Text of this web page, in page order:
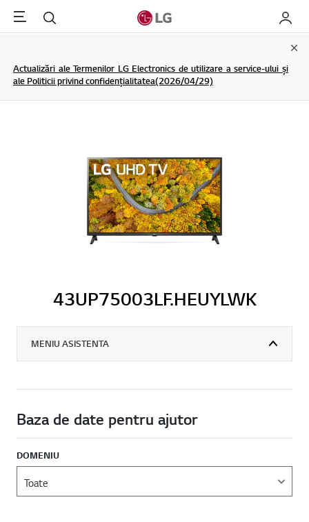
Menu Cautare My LG
Actualizări ale Termenilor LG Electronics de utilizare a service-ului și
ale Politicii privind confidențialitatea(2026/04/29)
43UP75003LF.HEUYLWK
MENIU ASISTENTA
Baza de date pentru ajutor
DOMENIU